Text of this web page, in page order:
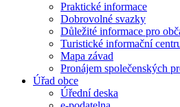
Praktické informace
Dobrovolné svazky
Důležité informace pro
Turistické informační
Mapa závad
Pronájem společenských
Úřad obce
Úřední deska